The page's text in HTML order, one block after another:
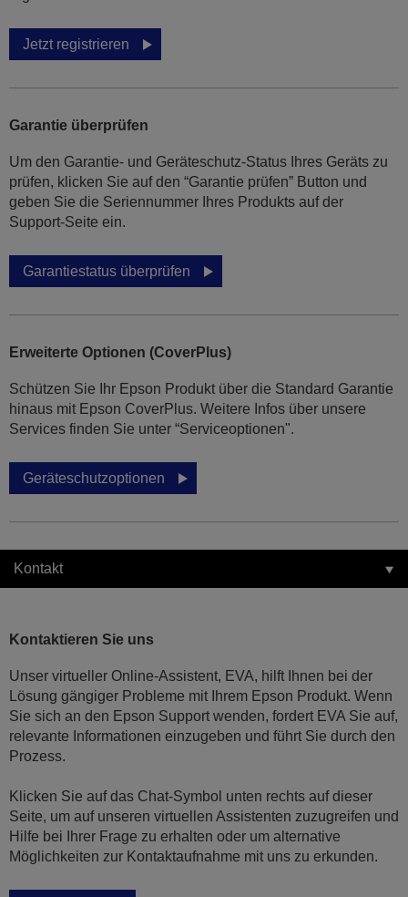
Jetzt registrieren
Garantie überprüfen
Um den Garantie- und Geräteschutz-Status Ihres Geräts zu
prüfen, klicken Sie auf den “Garantie prüfen” Button und
geben Sie die Seriennummer Ihres Produkts auf der
Support-Seite ein.
Garantiestatus überprüfen
Erweiterte Optionen (CoverPlus)
Schützen Sie Ihr Epson Produkt über die Standard Garantie
hinaus mit Epson CoverPlus. Weitere Infos über unsere
Services finden Sie unter “Serviceoptionen".
Geräteschutzoptionen
Kontakt
Kontaktieren Sie uns
Unser virtueller Online-Assistent, EVA, hilft Ihnen bei der
Lösung gängiger Probleme mit Ihrem Epson Produkt. Wenn
Sie sich an den Epson Support wenden, fordert EVA Sie auf,
relevante Informationen einzugeben und führt Sie durch den
Prozess.
Klicken Sie auf das Chat-Symbol unten rechts auf dieser
Seite, um auf unseren virtuellen Assistenten zuzugreifen und
Hilfe bei Ihrer Frage zu erhalten oder um alternative
Möglichkeiten zur Kontaktaufnahme mit uns zu erkunden.